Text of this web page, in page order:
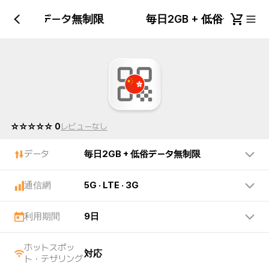
+ 低俗データ無制限 毎日2GB + 低俗データ
☆☆☆☆☆ 0レビューなし
データ 毎日2GB + 低俗データ無制限
通信網 5G · LTE · 3G
利用期間 9日
ホットスポッ
ト・テザリング
対応